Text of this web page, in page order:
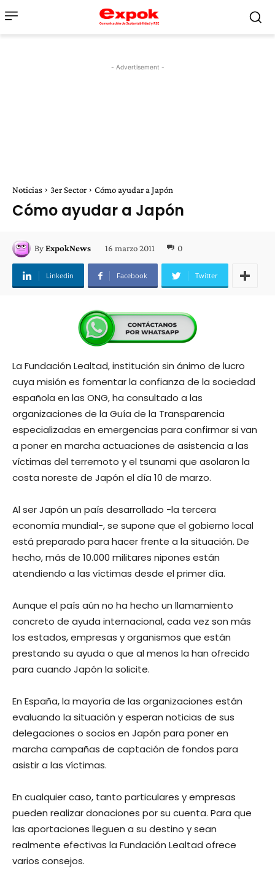
- Advertisement -
Noticias 3er Sector Cómo ayudar a Japón
Cómo ayudar a Japón
ByExpokNews 16 marzo 2011 0
Linkedin Facebook Twitter
La Fundación Lealtad, institución sin ánimo de lucro
cuya misión es fomentar la confianza de la sociedad
española en las ONG, ha consultado a las
organizaciones de la Guía de la Transparencia
especializadas en emergencias para confirmar si van
a poner en marcha actuaciones de asistencia a las
víctimas del terremoto y el tsunami que asolaron la
costa noreste de Japón el día 10 de marzo.
Al ser Japón un país desarrollado -la tercera
economía mundial-, se supone que el gobierno local
está preparado para hacer frente a la situación. De
hecho, más de 10.000 militares nipones están
atendiendo a las víctimas desde el primer día.
Aunque el país aún no ha hecho un llamamiento
concreto de ayuda internacional, cada vez son más
los estados, empresas y organismos que están
prestando su ayuda o que al menos la han ofrecido
para cuando Japón la solicite.
En España, la mayoría de las organizaciones están
evaluando la situación y esperan noticias de sus
delegaciones o socios en Japón para poner en
marcha campañas de captación de fondos para
asistir a las víctimas.
En cualquier caso, tanto particulares y empresas
pueden realizar donaciones por su cuenta. Para que
las aportaciones lleguen a su destino y sean
realmente efectivas la Fundación Lealtad ofrece
varios consejos.